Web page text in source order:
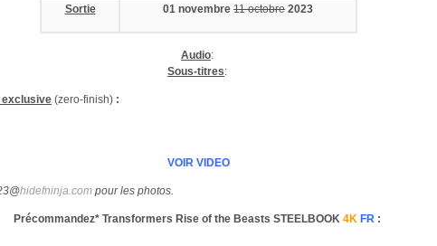
Sortie 01 novembre 11 octobre 2023
Audio:
Sous-titres:
exclusive (zero-finish) :
VOIR VIDEO
hidefninja.com pour les photos.
Précommandez* Transformers Rise of the Beasts STEELBOOK 4K FR :